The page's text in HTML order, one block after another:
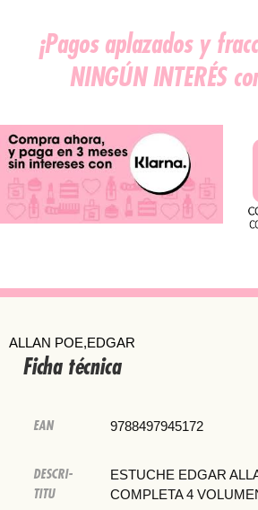
¡Pagos aplazados y
NINGÚN INTERÉS
ALLAN POE,EDGAR
Ficha técnica
EAN 9788497945172
DESCRI-
TITU
ESTUCHE EDGAR
COMPLETA 4